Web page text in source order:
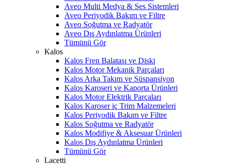
Aveo Multi Medya & Ses Sistemleri
Aveo Periyodik Bakım ve Filtre
Aveo Soğutma ve Radyatör
Aveo Dış Aydınlatma Ürünleri
Tümünü Gör
Kalos
Kalos Fren Balatası ve Diski
Kalos Motor Mekanik Parçaları
Kalos Arka Takım ve Süspansiyon
Kalos Karoseri ve Kaporta Ürünleri
Kalos Motor Elektrik Parçaları
Kalos Karoser iç Trim Malzemeleri
Kalos Periyodik Bakım ve Filtre
Kalos Soğutma ve Radyatör
Kalos Modifiye & Aksesuar Ürünleri
Kalos Dış Aydınlatma Ürünleri
Tümünü Gör
Lacetti